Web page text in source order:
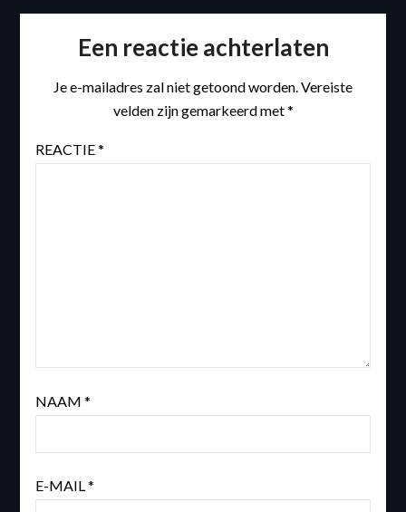
Een reactie achterlaten
Je e-mailadres zal niet getoond worden.Vereiste
velden zijn gemarkeerd met*
REACTIE*
NAAM *
E-MAIL*